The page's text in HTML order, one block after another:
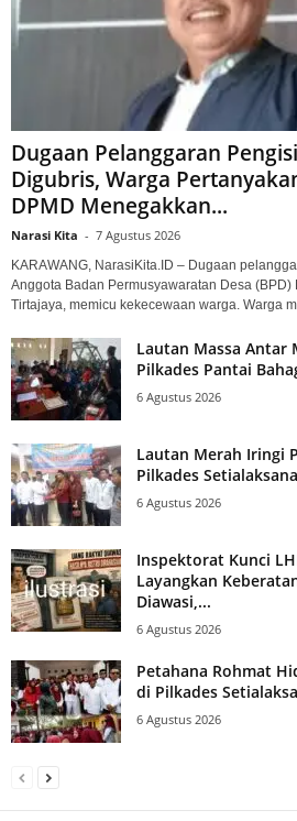
Dugaan Pelanggaran
Digubris, Warga
DPMD Menegakkan...
Narasi Kita - 7 Agustus 2026
KARAWANG, NarasiKita.ID – Dugaan
Anggota Badan Permusyawaratan Desa
Tirtajaya, memicu kekecewaan warga. Warga
Lautan Massa Antar
Pilkades Pantai
6 Agustus 2026
Lautan Merah Iringi
Pilkades
6 Agustus 2026
Inspektorat Kunci
Layangkan
Diawasi,...
6 Agustus 2026
Petahana Rohmat
di Pilkades
6 Agustus 2026